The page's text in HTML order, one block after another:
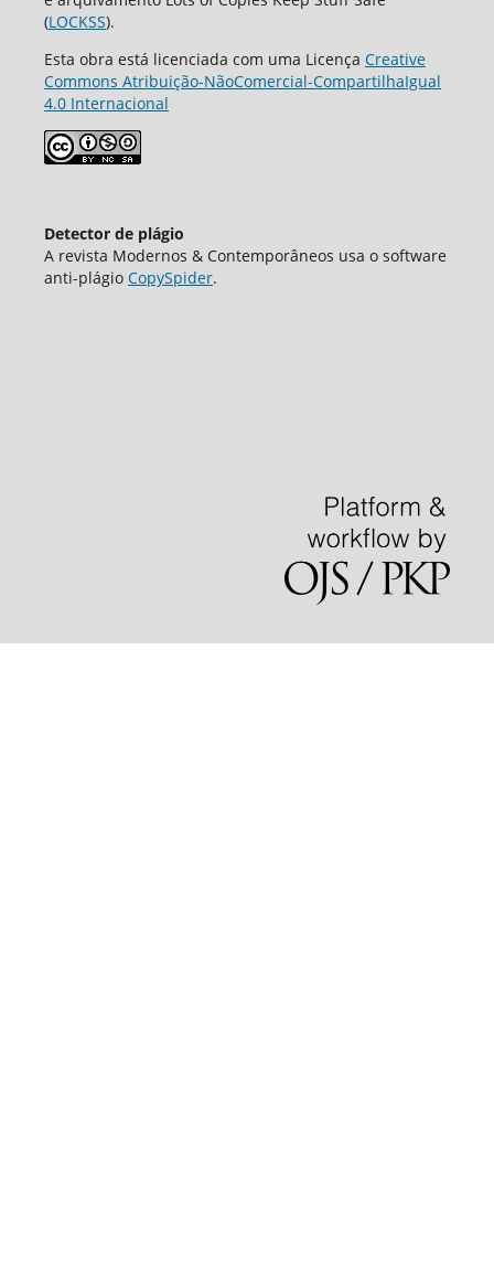
(LOCKSS).
Esta obra está licenciada com uma Licença Creative
Commons Atribuição-NãoComercial-CompartilhaIgual
4.0 Internacional
Detector de plágio
A revista Modernos & Contemporâneos usa o software
аnti-plágio CopySpider.